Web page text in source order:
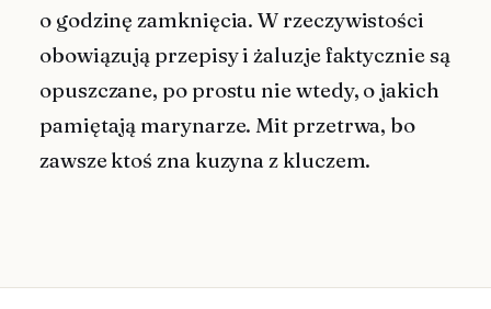
o godzinę zamknięcia. W rzeczywistości
obowiązują przepisy i żaluzje faktycznie są
opuszczane, po prostu nie wtedy, o jakich
pamiętają marynarze. Mit przetrwa, bo
zawsze ktoś zna kuzyna z kluczem.